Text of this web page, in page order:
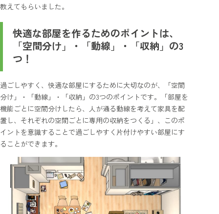
教えてもらいました。
快適な部屋を作るためのポイントは、
「空間分け」・「動線」・「収納」の3
つ！
過ごしやすく、快適な部屋にするために大切なのが、「空間
分け」・「動線」・「収納」の3つのポイントです。「部屋を
機能ごとに空間分けしたら、人が通る動線を考えて家具を配
置し、それぞれの空間ごとに専用の収納をつくる」、このポ
イントを意識することで過ごしやすく片付けやすい部屋にす
ることができます。